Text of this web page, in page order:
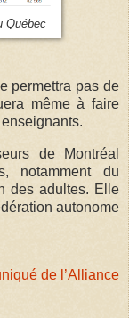
Québec
permettra pas de
même à faire
de Montréal
notamment du
des adultes. Elle
autonome
de l’Alliance